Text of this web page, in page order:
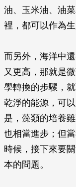
油、玉米油、油
裡，都可以作為生
而另外，海洋中
又更高，那就是
學轉換的步驟，
乾淨的能源，可
是，藻類的培養
也相當進步；但
時候，接下來要
本的問題。